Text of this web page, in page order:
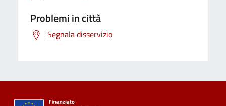
Problemi in città
Segnala disservizio